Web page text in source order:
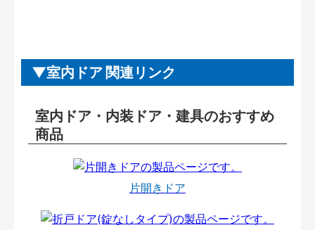
室内ドア 関連リンク
室内ドア・内装ドア・建具のおすすめ
商品
片開きドア